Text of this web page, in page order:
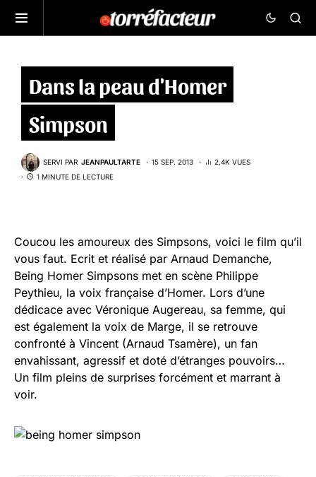
Dans la peau d'Homer
Simpson
SERVI PAR JEANPAULTARTE 15 SEP. 2013
2,4K VUES
1 MINUTE DE LECTURE
Coucou les amoureux des Simpsons, voici le film qu’il
vous faut. Ecrit et réalisé par Arnaud Demanche,
Being Homer Simpsons met en scène Philippe
Peythieu, la voix française d’Homer. Lors d’une
dédicace avec Véronique Augereau, sa femme, qui
est également la voix de Marge, il se retrouve
confronté à Vincent (Arnaud Tsamère), un fan
envahissant, agressif et doté d’étranges pouvoirs…
Un film pleins de surprises forcément et marrant à
voir.